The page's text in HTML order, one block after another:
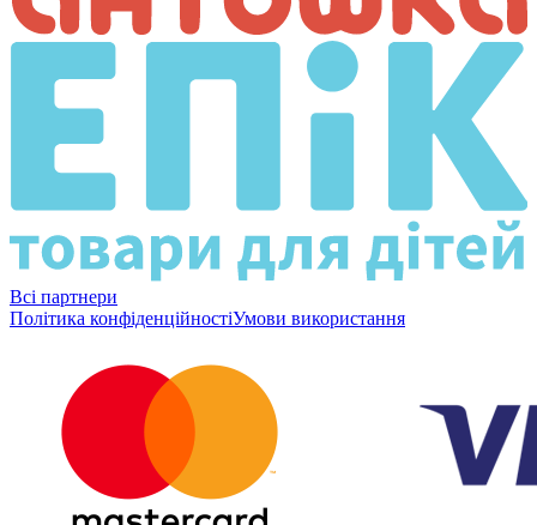
Всі партнери
Політика конфіденційностіУмови використання